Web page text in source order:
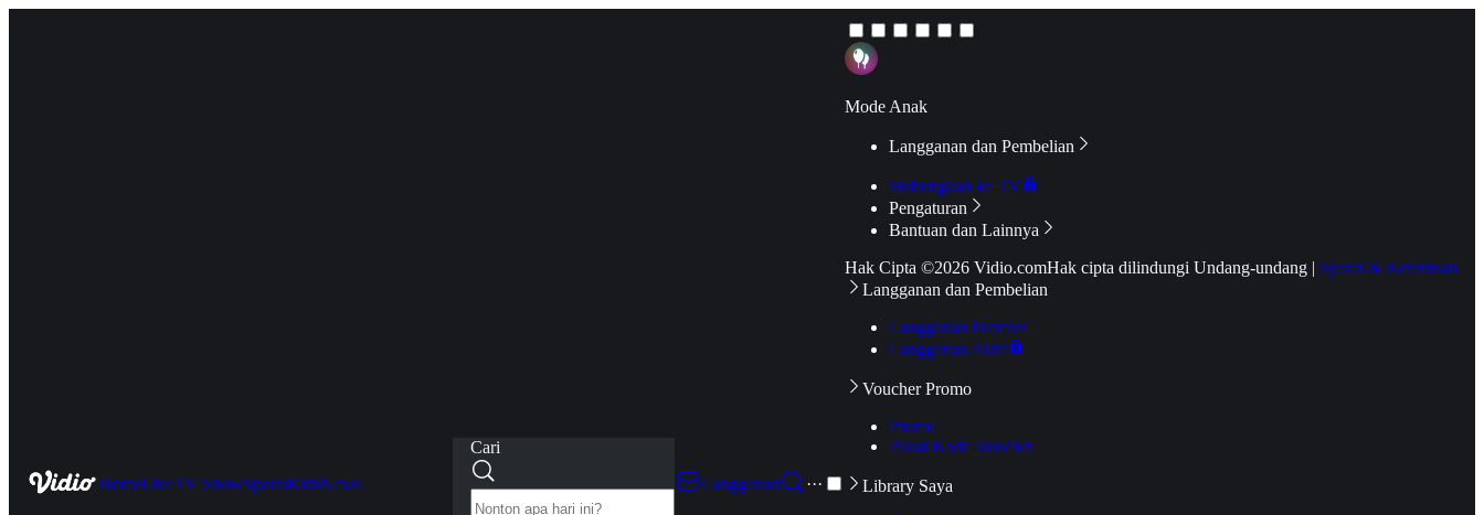
HomeLiveTV ShowSportsKidsNews
Cari
Langganan
···
Mode Anak
Langganan dan Pembelian
Hubungkan ke TV
Pengaturan
Bantuan dan Lainnya
Hak Cipta ©2026 Vidio.comHak cipta dilindungi Undang-undang | Syarat & Ketentuan
Langganan dan Pembelian
Langganan Premier
Langganan Aktif
Voucher Promo
Promo
Pakai Kode Voucher
Library Saya